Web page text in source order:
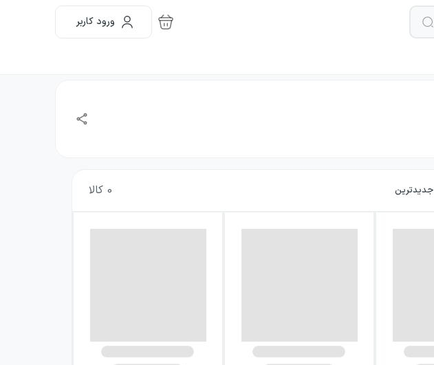
ورود کاربر
جدیدترین 0 کالا